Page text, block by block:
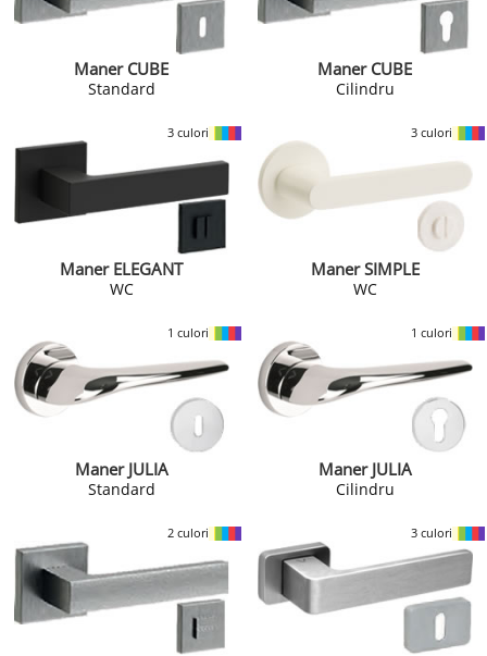
Maner CUBE
Standard
Maner CUBE
Cilindru
3 culori
Maner ELEGANT
WC
3 culori
Maner SIMPLE
WC
1 culori
Maner JULIA
Standard
1 culori
Maner JULIA
Cilindru
2 culori 3 culori